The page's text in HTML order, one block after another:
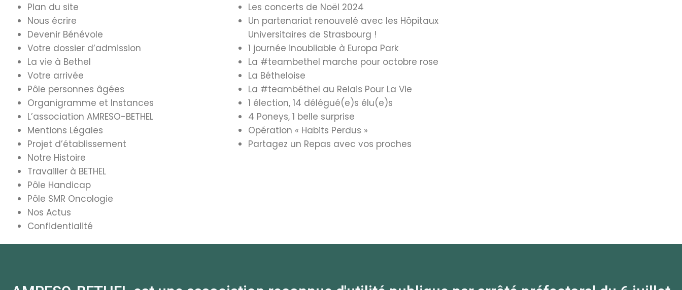
Plan du site
Nous écrire
Devenir Bénévole
Votre dossier d’admission
La vie à Bethel
Votre arrivée
Pôle personnes âgées
Organigramme et Instances
L’association AMRESO-BETHEL
Mentions Légales
Projet d’établissement
Notre Histoire
Travailler à BETHEL
Pôle Handicap
Pôle SMR Oncologie
Nos Actus
Confidentialité
Les concerts de Noël 2024
Un partenariat renouvelé avec les Hôpitaux
Universitaires de Strasbourg !
1 journée inoubliable à Europa Park
La #teambethel marche pour octobre rose
La Bétheloise
La #teambéthel au Relais Pour La Vie
1 élection, 14 délégué(e)s élu(e)s
4 Poneys, 1 belle surprise
Opération « Habits Perdus »
Partagez un Repas avec vos proches